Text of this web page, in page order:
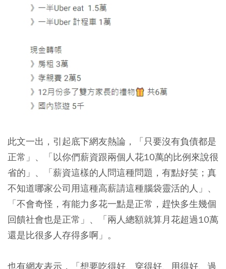
此文一出，引起底下網友熱論，「只要沒有負債都是
正常」、「以你們薪資跟兩個人花10萬的比例來說很
省的」、「薪資這樣的人問這種問題，有點好笑；真
不知道哪家公司用這種高薪請這種腦袋靈活的人」、
「不會奇怪，有能力多花一點是正常，趕快多生幾個
回饋社會也是正常」、「兩人總額就算月花超過10萬
還是比很多人存得多啊」。
也有網友表示，「想要吃得好、穿得好、用得好、過